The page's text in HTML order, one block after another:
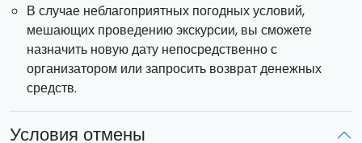
В случае неблагоприятных погодных условий,
мешающих проведению экскурсии, вы сможете
назначить новую дату непосредственно с
организатором или запросить возврат денежных
средств.
Условия отмены